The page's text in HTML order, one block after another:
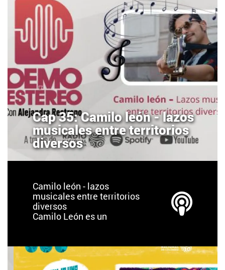
Cap 35: Camilo león - lazos
musicales entre territorios
diversos
Camilo león - lazos
musicales entre territorios
diversos
Camilo León es un
Desde los 10 años salió de
Colombia, ha vivido,
estudiado y adquirido